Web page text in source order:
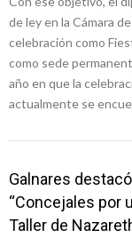
de ley en la Cámara
celebración como
como sede
año en que la
actualmente se
Galnares
“Concejales por
Taller de